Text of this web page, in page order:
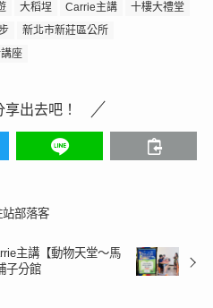
大稻埕 Carrie主講
十樓大禮堂
新北市新莊區公所
座
出去吧！
站部落客
主講【動物天堂〜馬
子分館